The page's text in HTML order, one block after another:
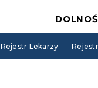
Rejestr Lekarzy